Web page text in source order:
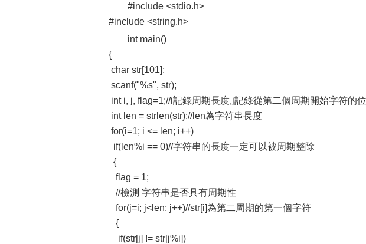
#include <stdio.h>
#include <string.h>
int main()
{
char str[101];
scanf("%s", str);
int i, j, flag=1;//i記錄周期長度,j記錄從第二個周期開始字符的
int len = strlen(str);//len為字符串長度
for(i=1; i <= len; i++)
if(len%i == 0)//字符串的長度一定可以被周期整除
{
flag = 1;
//檢測 字符串是否具有周期性
for(j=i; j<len; j++)//str[i]為第二周期的第一個字符
{
if(str[j] != str[j%i])